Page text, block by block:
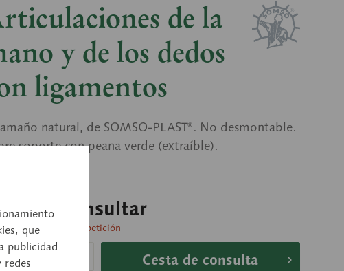
de la
y de los dedos
ligamentos
natural, de SOMSO-PLAST®. No desmontable.
soporte con peana verde (extraíble).
a consultar
de entrega a petición
Cesta de consulta
que
publicidad